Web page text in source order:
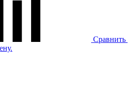
Сравнить